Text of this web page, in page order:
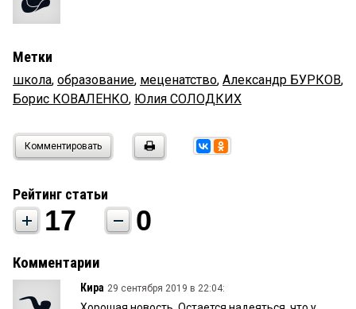
Метки
школа, образование, меценатство, Александр БУРКОВ,
Борис КОВАЛЕНКО, Юлия СОЛОДКИХ
Комментировать
Рейтинг статьи
17 0
Комментарии
Кира 29 сентября 2019 в 22:04: